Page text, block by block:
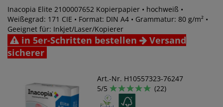
Inacopia Elite 2100007652 Kopierpapier • hochweiß •
Weißegrad: 171 CIE • Format: DIN A4 • Grammatur: 80 g/m² •
Geeignet für: Inkjet/Laser/Kopierer
in 5er-Schritten bestellen
Versand
sicherer
Art.-Nr. H10557323-76247
5/5
(22)